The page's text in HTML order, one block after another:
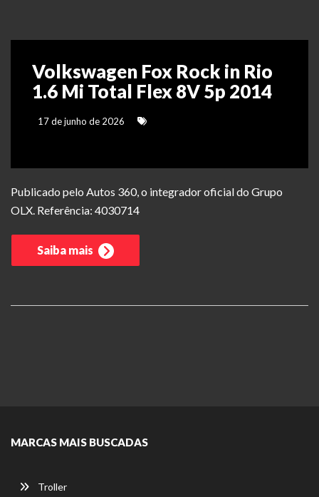
Volkswagen Fox Rock in Rio
1.6 Mi Total Flex 8V 5p 2014
17 de junho de 2026
Publicado pelo Autos 360, o integrador oficial do Grupo
OLX. Referência: 4030714
Saiba mais
MARCAS MAIS BUSCADAS
Troller